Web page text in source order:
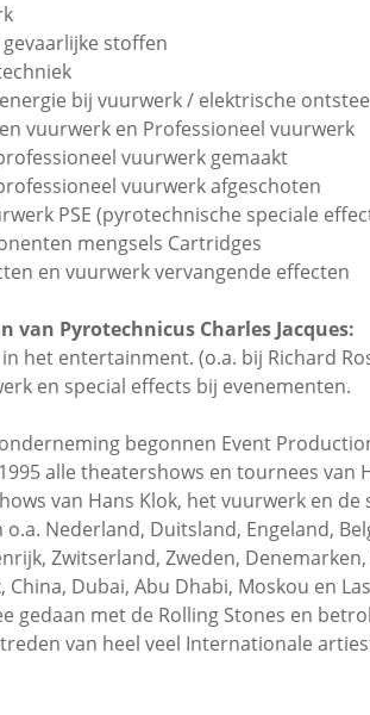
stoffen
bij vuurwerk / elektrische
vuurwerk en Professioneel vuurwerk
vuurwerk gemaakt
vuurwerk afgeschoten
PSE (pyrotechnische speciale
mengsels Cartridges
en vuurwerk vervangende effecten
van Pyrotechnicus Charles Jacques:
het entertainment. (o.a. bij Richard
en special effects bij evenementen.
begonnen Event
alle theatershows en tournees van
van Hans Klok, het vuurwerk en de
Nederland, Duitsland, Engeland,
Zwitserland, Zweden, Denemarken,
Dubai, Abu Dhabi, Moskou en
gedaan met de Rolling Stones en
van heel veel Internationale